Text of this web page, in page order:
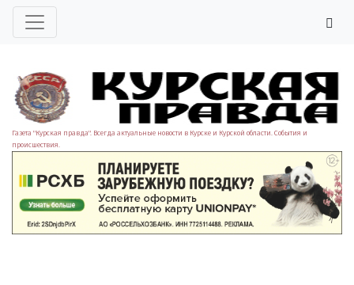
Газета "Курская правда". Всегда актуальные новости в Курске и Курской области. События и
происшествия.